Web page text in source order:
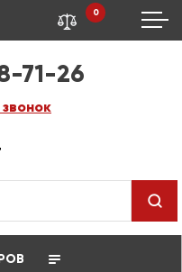
71-26
0